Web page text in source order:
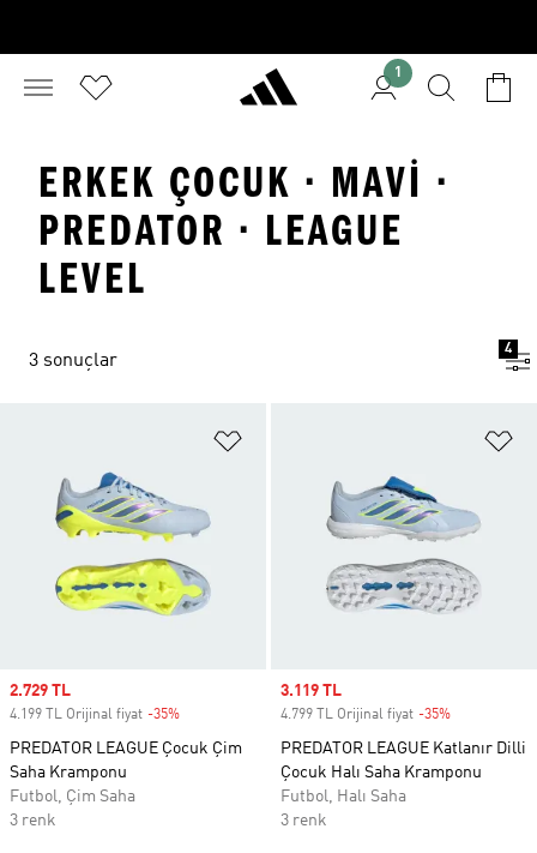
1
ERKEK ÇOCUK · MAVI ·
PREDATOR · LEAGUE
LEVEL
3 sonuçlar
4
Sale price
2.729 TL
4.199 TL Orijinal fiyat -35%
PREDATOR LEAGUE Çocuk Çim
Saha Kramponu
Futbol, Çim Saha
3 renk
Sale price
3.119 TL
4.799 TL Orijinal fiyat -35%
PREDATOR LEAGUE Katlanır Dilli
Çocuk Halı Saha Kramponu
Futbol, Halı Saha
3 renk